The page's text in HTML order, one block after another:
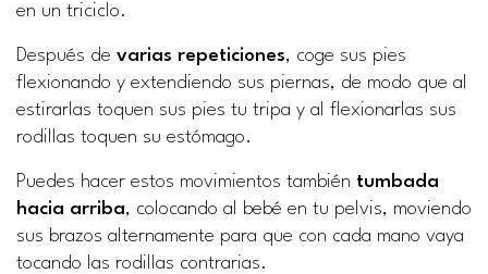
en un triciclo.
Después de varias repeticiones, coge sus pies
flexionando y extendiendo sus piernas, de modo que al
estirarlas toquen sus pies tu tripa y al flexionarlas sus
rodillas toquen su estómago.
Puedes hacer estos movimientos también tumbada
hacia arriba, colocando al bebé en tu pelvis, moviendo
sus brazos alternamente para que con cada mano vaya
tocando las rodillas contrarias.